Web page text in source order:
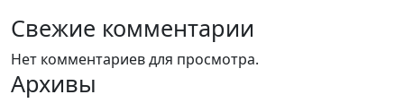
Свежие комментарии
Нет комментариев для просмотра.
Архивы